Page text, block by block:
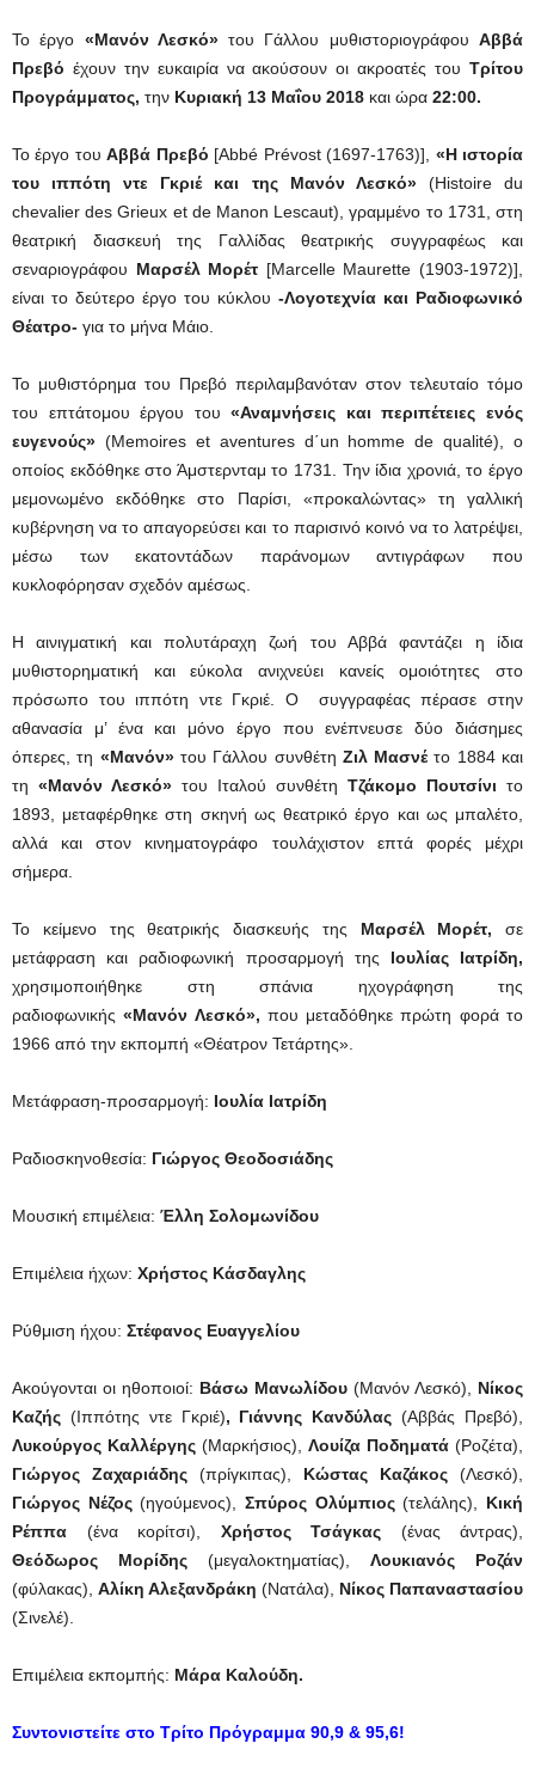
Το έργο «Μανόν Λεσκό»του Γάλλου μυθιστοριογράφουΑββά
Πρεβό έχουν την ευκαιρία να ακούσουν οι ακροατές του Τρίτου
Προγράμματος, την Κυριακή 13 Μαΐου 2018 και ώρα 22:00.
Το έργο τουΑββά Πρεβό [Αbbé Prévost (1697-1763)], «Η ιστορία
του ιππότη ντε Γκριέ και της Μανόν Λεσκό»(Histoire du
chevalier des Grieux et de Manon Lescaut), γραμμένο το 1731, στη
θεατρική διασκευή της Γαλλίδας θεατρικής συγγραφέως και
σεναριογράφου Μαρσέλ Μορέτ [Marcelle Maurette (1903-1972)],
είναι το δεύτερο έργο του κύκλου -Λογοτεχνία και Ραδιοφωνικό
Θέατρο- για το μήνα Μάιο.
Το μυθιστόρημα του Πρεβό περιλαμβανόταν στον τελευταίο τόμο
του επτάτομου έργου του«Αναμνήσεις και περιπέτειες ενός
ευγενούς» (Memoires et aventures d΄un homme de qualité), ο
οποίος εκδόθηκε στο Άμστερνταμ το 1731. Την ίδια χρονιά, το έργο
μεμονωμένο εκδόθηκε στο Παρίσι, «προκαλώντας» τη γαλλική
κυβέρνηση να το απαγορεύσει και το παρισινό κοινό να το λατρέψει,
μέσω των εκατοντάδων παράνομων αντιγράφων που
κυκλοφόρησαν σχεδόν αμέσως.
Η αινιγματική και πολυτάραχη ζωή του Αββά φαντάζει η ίδια
μυθιστορηματική και εύκολα ανιχνεύει κανείς ομοιότητες στο
πρόσωπο του ιππότη ντε Γκριέ. Ο συγγραφέας πέρασε στην
αθανασία μ’ ένα και μόνο έργο που ενέπνευσε δύο διάσημες
όπερες, τη «Μανόν»του Γάλλου συνθέτη Ζιλ Μασνέτο 1884 και
τη «Μανόν Λεσκό» του Ιταλού συνθέτη Τζάκομο Πουτσίνι το
1893, μεταφέρθηκε στη σκηνή ως θεατρικό έργο και ως μπαλέτο,
αλλά και στον κινηματογράφο τουλάχιστον επτά φορές μέχρι
σήμερα.
Το κείμενο της θεατρικής διασκευής της Μαρσέλ Μορέτ, σε
μετάφραση και ραδιοφωνική προσαρμογή της Ιουλίας Ιατρίδη,
χρησιμοποιήθηκε στη σπάνια ηχογράφηση της
ραδιοφωνικής«Μανόν Λεσκό», που μεταδόθηκε πρώτη φορά το
1966 από την εκπομπή «Θέατρον Τετάρτης».
Μετάφραση-προσαρμογή: Ιουλία Ιατρίδη
Ραδιοσκηνοθεσία: Γιώργος Θεοδοσιάδης
Μουσική επιμέλεια: Έλλη Σολομωνίδου
Επιμέλεια ήχων: Χρήστος Κάσδαγλης
Ρύθμιση ήχου: Στέφανος Ευαγγελίου
Ακούγονται οι ηθοποιοί: Βάσω Μανωλίδου (Μανόν Λεσκό), Νίκος
Καζής (Ιππότης ντε Γκριέ), Γιάννης Κανδύλας (Αββάς Πρεβό),
Λυκούργος Καλλέργης (Μαρκήσιος), Λουίζα Ποδηματά (Ροζέτα),
Γιώργος Ζαχαριάδης (πρίγκιπας), Κώστας Καζάκος (Λεσκό),
Γιώργος Νέζος(ηγούμενος),Σπύρος Ολύμπιος(τελάλης), Κική
Ρέππα (ένα κορίτσι), Χρήστος Τσάγκας (ένας άντρας),
Θεόδωρος Μορίδης (μεγαλοκτηματίας), Λουκιανός Ροζάν
(φύλακας), Αλίκη Αλεξανδράκη (Νατάλα), Νίκος Παπαναστασίου
(Σινελέ).
Επιμέλεια εκπομπής: Μάρα Καλούδη.
Συντονιστείτε στο Τρίτο Πρόγραμμα 90,9 & 95,6!